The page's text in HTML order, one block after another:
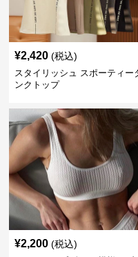
¥2,420 (税込)
スタイリッシュ スポーティー
ンクトップ
¥2,200 (税込)